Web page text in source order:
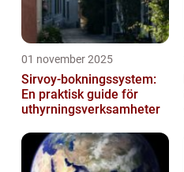
01 november 2025
Sirvoy-bokningssystem:
En praktisk guide för
uthyrningsverksamheter